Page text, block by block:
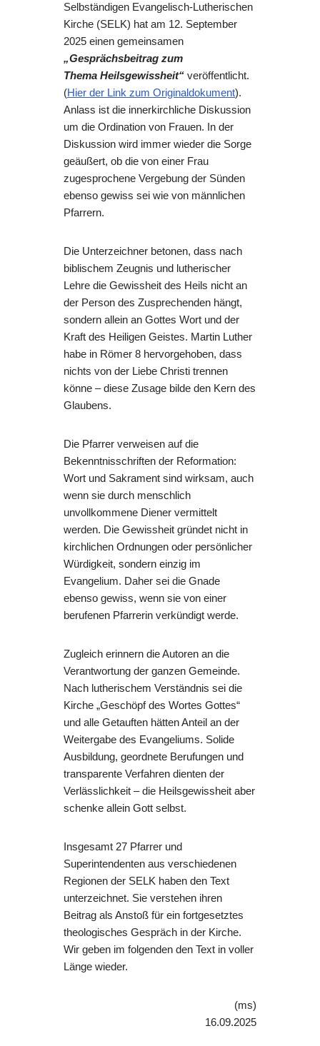
Selbständigen Evangelisch-Lutherischen
Kirche (SELK) hat am 12. September
2025 einen gemeinsamen
„Gesprächsbeitrag zum
Thema Heilsgewissheit“ veröffentlicht.
(Hier der Link zum Originaldokument).
Anlass ist die innerkirchliche Diskussion
um die Ordination von Frauen. In der
Diskussion wird immer wieder die Sorge
geäußert, ob die von einer Frau
zugesprochene Vergebung der Sünden
ebenso gewiss sei wie von männlichen
Pfarrern.
Die Unterzeichner betonen, dass nach
biblischem Zeugnis und lutherischer
Lehre die Gewissheit des Heils nicht an
der Person des Zusprechenden hängt,
sondern allein an Gottes Wort und der
Kraft des Heiligen Geistes. Martin Luther
habe in Römer 8 hervorgehoben, dass
nichts von der Liebe Christi trennen
könne – diese Zusage bilde den Kern des
Glaubens.
Die Pfarrer verweisen auf die
Bekenntnisschriften der Reformation:
Wort und Sakrament sind wirksam, auch
wenn sie durch menschlich
unvollkommene Diener vermittelt
werden. Die Gewissheit gründet nicht in
kirchlichen Ordnungen oder persönlicher
Würdigkeit, sondern einzig im
Evangelium. Daher sei die Gnade
ebenso gewiss, wenn sie von einer
berufenen Pfarrerin verkündigt werde.
Zugleich erinnern die Autoren an die
Verantwortung der ganzen Gemeinde.
Nach lutherischem Verständnis sei die
Kirche „Geschöpf des Wortes Gottes“
und alle Getauften hätten Anteil an der
Weitergabe des Evangeliums. Solide
Ausbildung, geordnete Berufungen und
transparente Verfahren dienten der
Verlässlichkeit – die Heilsgewissheit aber
schenke allein Gott selbst.
Insgesamt 27 Pfarrer und
Superintendenten aus verschiedenen
Regionen der SELK haben den Text
unterzeichnet. Sie verstehen ihren
Beitrag als Anstoß für ein fortgesetztes
theologisches Gespräch in der Kirche.
Wir geben im folgenden den Text in voller
Länge wieder.
(ms)
16.09.2025